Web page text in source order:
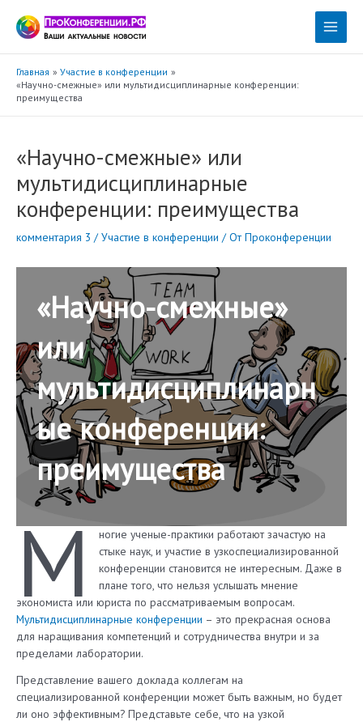
содержимому
Main
Главная
Участие в конференции
«Научно-смежные» или мультидисциплинарные конференции:
преимущества
«Научно-смежные» или
мультидисциплинарные
конференции: преимущества
комментария 3 /Участие в конференции / ОтПроконференции
«Научно-смежные»
или
мультидисциплинарн
ые конференции:
преимущества
М
ногие ученые-практики работают зачастую на
стыке наук, и участие в узкоспециализированной
конференции становится не интересным. Даже в
плане того, что нельзя услышать мнение
экономиста или юриста по рассматриваемым вопросам.
Мультидисциплинарные конференции – это прекрасная основа
для наращивания компетенций и сотрудничества внутри и за
пределами лаборатории.
Представление вашего доклада коллегам на
специализированной конференции может быть важным, но будет
ли оно эффективным? Представьте себе, что на узкой